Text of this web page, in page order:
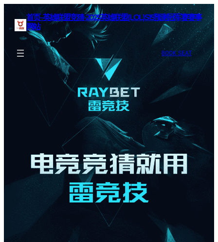
首页–英雄联盟竞猜-2025英雄联盟(LOL)S15预测冠军赛赛事
网站
BOOK SEAT